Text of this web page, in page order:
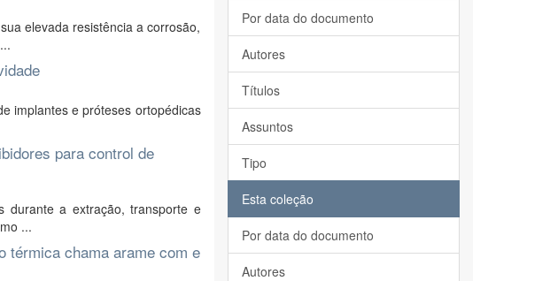
elevada resistência a corrosão,
implantes e próteses ortopédicas
para control de
durante a extração, transporte e
...
térmica chama arame com e
Por data do documento
Autores
Títulos
Assuntos
Tipo
Esta coleção
Por data do documento
Autores